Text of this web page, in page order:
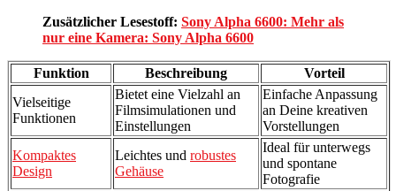
Zusätzlicher Lesestoff: Sony Alpha 6600: Mehr als
nur eine Kamera: Sony Alpha 6600
Funktion Beschreibung
Vorteil
Vielseitige
Funktionen
Bietet eine Vielzahl an
Filmsimulationen und
Einstellungen
Einfache Anpassung
an Deine kreativen
Vorstellungen
Kompaktes
Design
Leichtes und robustes
Gehäuse
Ideal für unterwegs
und spontane
Fotografie